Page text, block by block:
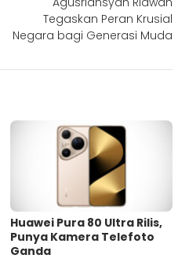
Tegaskan Peran Krusial
Negara bagi Generasi Muda
Huawei Pura 80 Ultra Rilis,
Punya Kamera Telefoto
Ganda